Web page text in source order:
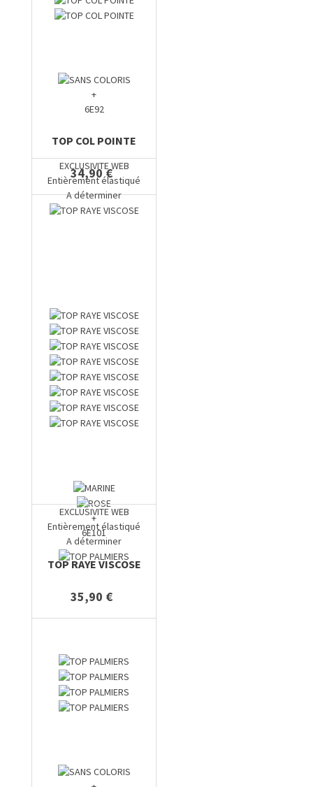
+
6E92
TOP COL POINTE
34,90 €
EXCLUSIVITE WEB
Entièrement élastiqué
A déterminer
+
6E101
TOP RAYE VISCOSE
35,90 €
EXCLUSIVITE WEB
Entièrement élastiqué
A déterminer